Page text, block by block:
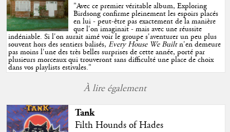
"Avec ce premier véritable album, Exploring
Birdsong confirme pleinement les espoirs placés
en lui - peut-être pas exactement de la manière
que l'on imaginait - mais avec une réussite
indéniable. Si l'on aurait aimé voir le groupe s'aventurer un peu plus
souvent hors des sentiers balisés,Every House We Builtn'en demeure
pas moins l'une des très belles surprises de cette année, porté par
plusieurs morceaux qui trouveront sans difficulté une place de choix
dans vos playlists estivales."
À lire également
Tank
Filth Hounds of Hades